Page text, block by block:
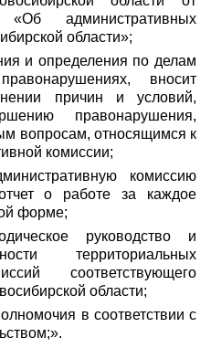
административных
области»;
и определения по делам
вносит
причин и условий,
правонарушения,
вопросам, относящимся к
комиссии;
комиссию
о работе за каждое
форме;
руководство и
территориальных
соответствующего
области;
в соответствии с